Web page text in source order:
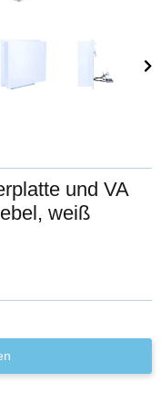
und VA
weiß